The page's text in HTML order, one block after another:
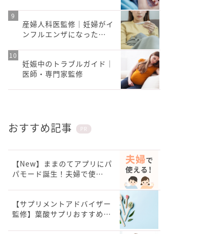
産婦人科医監修｜妊婦がイ
ンフルエンザになった…
妊娠中のトラブルガイド｜
医師・専門家監修
おすすめ記事 PR
【New】ままのてアプリにパ
パモード誕生！夫婦で使…
【サプリメントアドバイザー
監修】葉酸サプリおすすめ…